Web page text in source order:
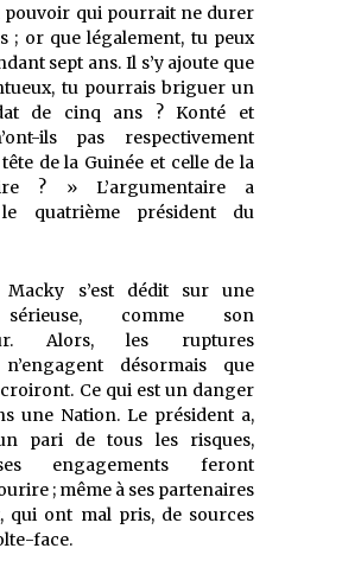
pouvoir qui pourrait ne durer
; or que légalement, tu peux
sept ans. Il s’y ajoute que
tu pourrais briguer un
de cinq ans ? Konté et
ils pas respectivement
de la Guinée et celle de la
? » L’argumentaire a
quatrième président du
s’est dédit sur une
comme son
Alors, les ruptures
désormais que
Ce qui est un danger
une Nation. Le président a,
pari de tous les risques,
engagements feront
; même à ses partenaires
qui ont mal pris, de sources
face.